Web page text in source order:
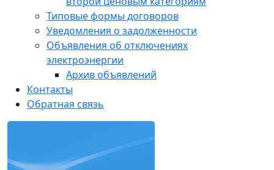
Типовые формы договоров
Уведомления о задолженности
Объявления об отключениях
электроэнергии
Архив объявлений
Контакты
Обратная связь